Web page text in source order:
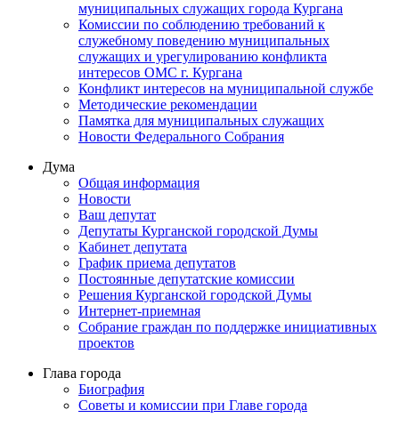
муниципальных служащих города Кургана
Комиссии по соблюдению требований к
служебному поведению муниципальных
служащих и урегулированию конфликта
интересов ОМС г. Кургана
Конфликт интересов на муниципальной службе
Методические рекомендации
Памятка для муниципальных служащих
Новости Федерального Cобрания
Дума
Общая информация
Новости
Ваш депутат
Депутаты Курганской городской Думы
Кабинет депутата
График приема депутатов
Постоянные депутатские комиссии
Решения Курганской городской Думы
Интернет-приемная
Собрание граждан по поддержке инициативных
проектов
Глава города
Биография
Советы и комиссии при Главе города